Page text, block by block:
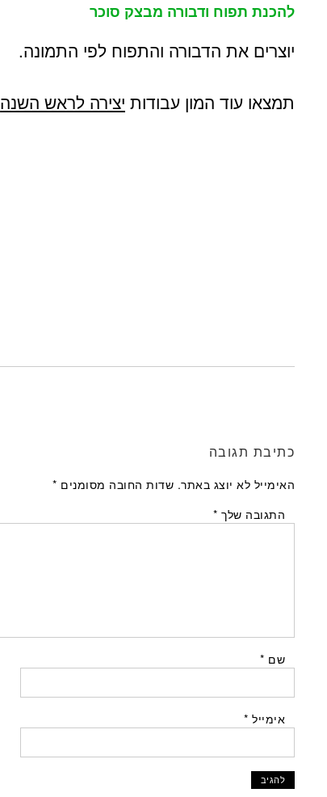
להכנת תפוח ודבורה מבצק סוכר
יוצרים את הדבורה והתפוח לפי התמונה.
תמצאו עוד המון עבודות יצירה לראש השנה
כתיבת תגובה
האימייל לא יוצג באתר. שדות החובה מסומנים *
התגובה שלך *
שם *
אימייל *